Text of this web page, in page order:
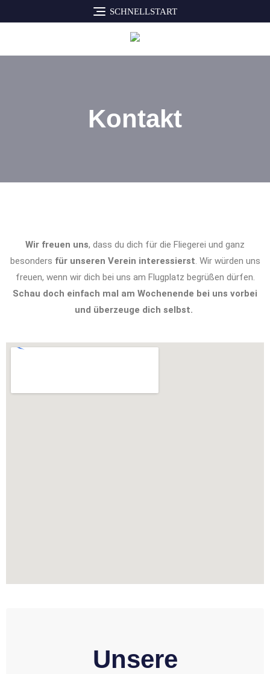
SCHNELLSTART
Kontakt
Wir freuen uns, dass du dich für die Fliegerei und ganz
besonders für unseren Verein interessierst . Wir würden uns
freuen, wenn wir dich bei uns am Flugplatz begrüßen dürfen.
Schau doch einfach mal am Wochenende bei uns vorbei
und überzeuge dich selbst.
Unsere